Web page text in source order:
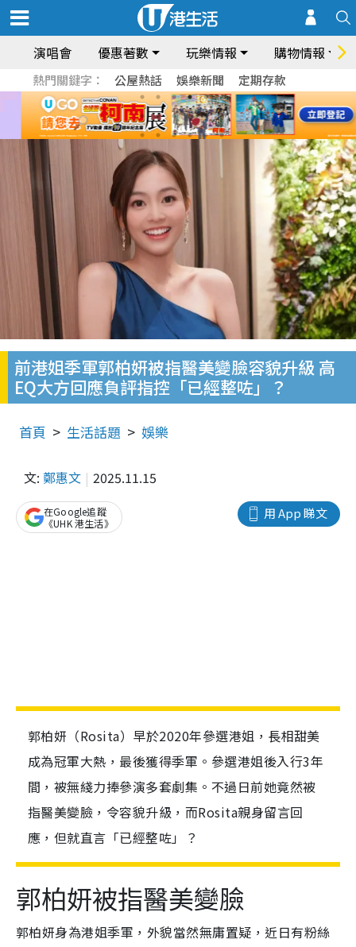
演唱會 優惠著數 玩樂情報 購物情報
熱門關鍵字： 公屋熱話 娛樂新聞 定期存款
前港姐季軍郭柏妍被指醫美變臉容貌升級 高
EQ大方回應負評指控「已經整咗」？
首頁 生活話題 娛樂
文: 鄭惠文 2025.11.15
用 App 睇文
在Google追蹤
《UHK 港生活》
郭柏妍（Rosita）早於2020年參選港姐，長相甜美
成為冠軍大熱，最後獲得季軍。參選港姐後入行3年
間，被無綫力捧參演多套劇集。不過日前她竟然被
指醫美變臉，令容貌升級，而Rosita親身留言回
應，但就直言「已經整咗」？
郭柏妍被指醫美變臉
郭柏妍身為港姐季軍，外貌當然無庸置疑，近日有粉絲